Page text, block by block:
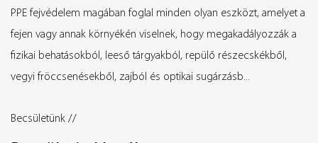
PPE fejvédelem magában foglal minden olyan eszközt, amelyet a
fejen vagy annak környékén viselnek, hogy megakadályozzák a
fizikai behatásokból, leeső tárgyakból, repülő részecskékből,
vegyi fröccsenésekből, zajból és optikai sugárzásb...
Becsületünk //